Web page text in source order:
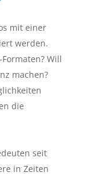
mit einer
werden.
Will
machen?
die
seit
in Zeiten